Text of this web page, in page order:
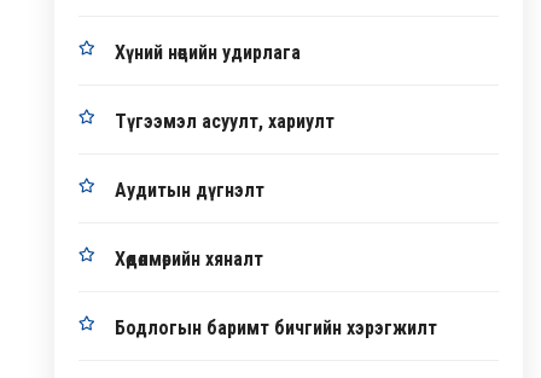
Хүний нөөцийн удирлага
Түгээмэл асуулт, хариулт
Аудитын дүгнэлт
Хөдөлмөрийн хяналт
Бодлогын баримт бичгийн хэрэгжилт